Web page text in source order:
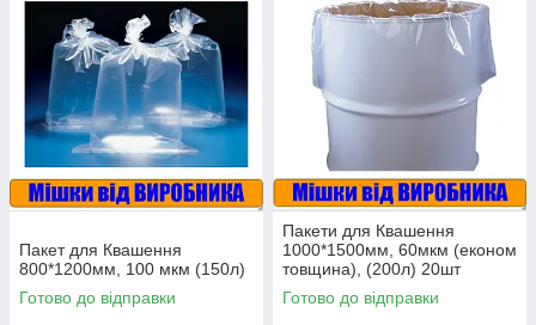
Пакет для Квашення
800*1200мм, 100 мкм (150л)
Готово до відправки
Пакети для Квашення
1000*1500мм, 60мкм (економ
товщина), (200л) 20шт
Готово до відправки